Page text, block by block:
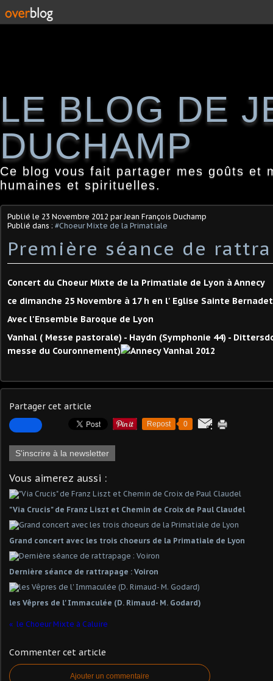
LE BLOG DE
DUCHAMP
Ce blog vous fait partager mes goûts et
humaines et spirituelles.
Publié le 23 Novembre 2012 par Jean François Duchamp
Publié dans : #Choeur Mixte de la Primatiale
Première séance de
Concert du Choeur Mixte de la Primatiale de Lyon à Annecy
ce dimanche 25 Novembre à 17 h en l' Eglise Sainte
Avec l'Ensemble Baroque de Lyon
Vanhal ( Messe pastorale) - Haydn (Symphonie 44) -
messe du Couronnement)
Partager cet article
Repost 0
S'inscrire à la newsletter
Vous aimerez aussi :
"Via Crucis" de Franz Liszt et Chemin de Croix de Paul Claudel
Grand concert avec les trois choeurs de la Primatiale de Lyon
Dernière séance de rattrapage : Voiron
les Vêpres de l' Immaculée (D. Rimaud- M. Godard)
le Choeur Mixte à Caluire
Commenter cet article
Ajouter un commentaire